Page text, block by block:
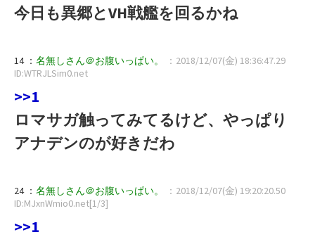
今日も異郷とVH戦艦を回るかね
14 ： 名無しさん＠お腹いっぱい。
：2018/12/07(金) 18:36:47.29
ID:WTRJLSim0.net
>>1
ロマサガ触ってみてるけど、やっぱり
アナデンのが好きだわ
24 ： 名無しさん＠お腹いっぱい。
：2018/12/07(金) 19:20:20.50
ID:MJxnWmio0.net[1/3]
>>1